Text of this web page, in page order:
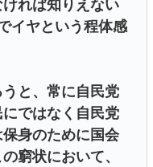
れば知りえない
イヤという程体感
うと、常に自民党
ではなく自民党
身のために国会
窮状において、